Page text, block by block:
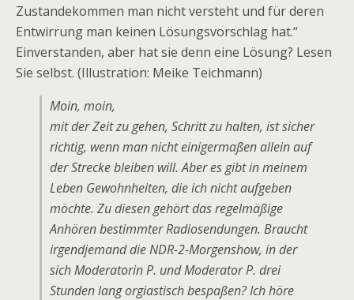
Zustandekommen man nicht versteht und für deren
Entwirrung man keinen Lösungsvorschlag hat.“
Einverstanden, aber hat sie denn eine Lösung? Lesen
Sie selbst. (Illustration: Meike Teichmann)
Moin, moin,
mit der Zeit zu gehen, Schritt zu halten, ist sicher
richtig, wenn man nicht einigermaßen allein auf
der Strecke bleiben will. Aber es gibt in meinem
Leben Gewohnheiten, die ich nicht aufgeben
möchte. Zu diesen gehört das regelmäßige
Anhören bestimmter Radiosendungen. Braucht
irgendjemand die NDR-2-Morgenshow, in der
sich Moderatorin P. und Moderator P. drei
Stunden lang orgiastisch bespaßen? Ich höre